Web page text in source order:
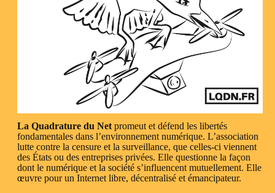
La Quadrature du Net promeut et défend les libertés
fondamentales dans l’environnement numérique. L’association
lutte contre la censure et la surveillance, que celles-ci viennent
des États ou des entreprises privées. Elle questionne la façon
dont le numérique et la société s’influencent mutuellement. Elle
œuvre pour un Internet libre, décentralisé et émancipateur.